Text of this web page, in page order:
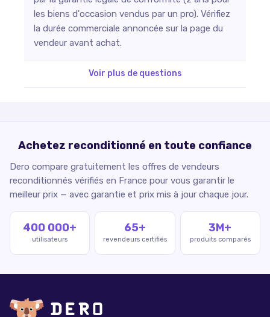
les biens d'occasion vendus par un pro). Vérifiez
la durée commerciale annoncée sur la page du
vendeur avant achat.
Voir plus de questions
Achetez reconditionné en toute confiance
Dero compare gratuitement les offres de vendeurs
reconditionnés vérifiés en France pour vous garantir le
meilleur prix — avec garantie et prix mis à jour chaque jour.
400 000+
utilisateurs
65+
revendeurs certifiés
3M+
produits comparés